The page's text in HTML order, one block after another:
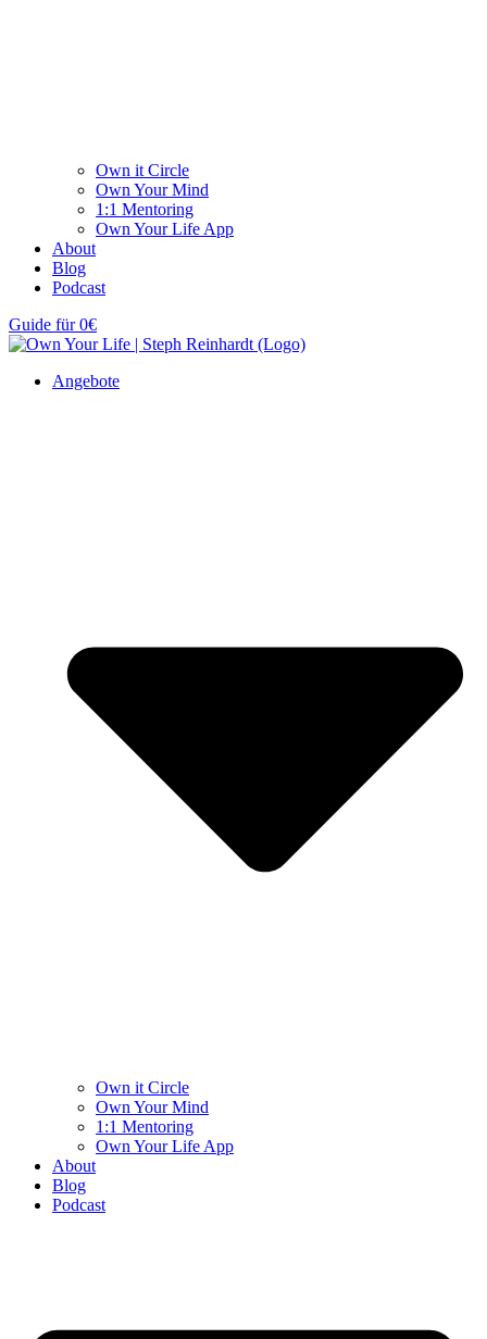
Own it Circle
Own Your Mind
1:1 Mentoring
Own Your Life App
About
Blog
Podcast
Guide für 0€
Angebote
Own it Circle
Own Your Mind
1:1 Mentoring
Own Your Life App
About
Blog
Podcast